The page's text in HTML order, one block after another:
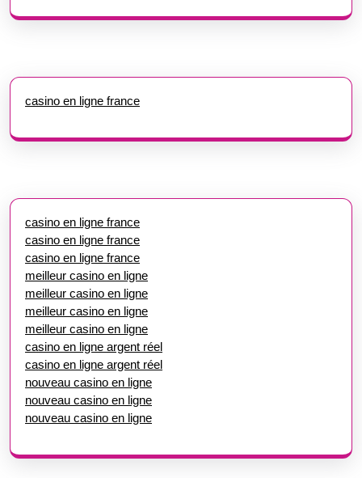
casino en ligne france
casino en ligne france
casino en ligne france
casino en ligne france
meilleur casino en ligne
meilleur casino en ligne
meilleur casino en ligne
meilleur casino en ligne
casino en ligne argent réel
casino en ligne argent réel
nouveau casino en ligne
nouveau casino en ligne
nouveau casino en ligne